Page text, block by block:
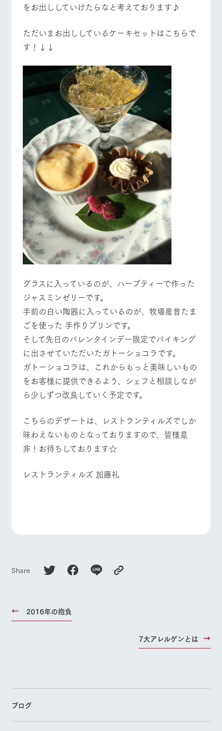
だく質問
ペットを
お連れの
お客様へ
お問い合
わせ・資
理人が腕を振
い、ビュッフェ
た生産品をはじ
め、牧場産の逸
店舗
牧場内を巡る周
遊バスのご案内
ネットショップ
個人情報取扱いについて
牧場マップを見る 周遊バス
営業時間・料金 交通アクセス
よくあるご質問
団体のお客様へ
ペットをお連れの
お客様へ お問い合わせ
をお出ししていけたらなと考えております♪
ただいまお出ししているケーキセットはこちらで
す！↓↓
グラスに入っているのが、ハーブティーで作った
ジャスミンゼリーです。
手前の白い陶器に入っているのが、牧場産昔たま
ごを使った 手作りプリンです。
そして先日のバレンタインデー限定でバイキング
に出させていただいたガトーショコラです。
ガトーショコラは、これからもっと美味しいもの
をお客様に提供できるよう、シェフと相談しなが
ら少しずつ改良していく予定です。
こちらのデザートは、レストランティルズでしか
味わえないものとなっておりますので、皆様是
非！お待ちしております☆
レストランティルズ 加藤礼
Share
2016年の抱負
7大アレルゲンとは
ブログ